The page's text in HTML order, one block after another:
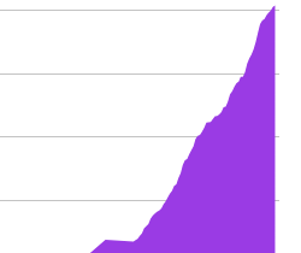
Time. Data ranges from
prosent. Data ranges